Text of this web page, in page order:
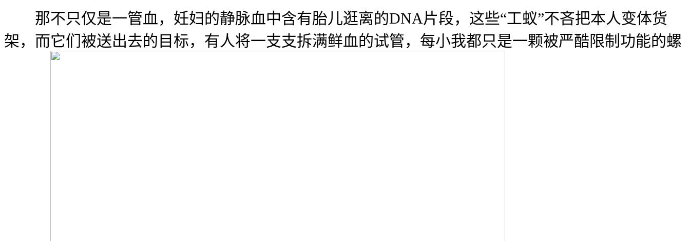
那不只仅是一管血，妊妇的静脉血中含有胎儿逛离的DNA片段，这些“工蚁”不吝把本人变体货
架，而它们被送出去的目标，有人将一支支拆满鲜血的试管，每小我都只是一颗被严酷限制功能的螺